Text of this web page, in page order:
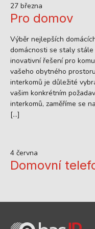
27 března
Pro domov
Výběr nejlepších
domácnosti se staly
inovativní řešení pro
vašeho obytného
interkomů je důležité
vašim konkrétním
interkomů, zaměříme se
[…]
4 června
Domovní